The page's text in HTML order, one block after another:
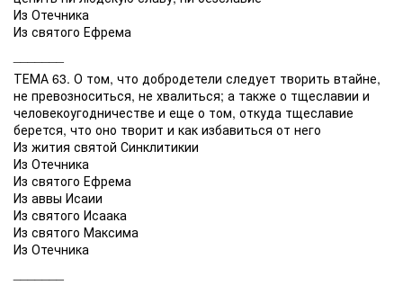
Из Отечника
Из святого Ефрема
ТЕМА 63. О том, что добродетели следует творить втайне,
не превозноситься, не хвалиться; а также о тщеславии и
человекоугодничестве и еще о том, откуда тщеславие
берется, что оно творит и как избавиться от него
Из жития святой Синклитикии
Из Отечника
Из святого Ефрема
Из аввы Исаии
Из святого Исаака
Из святого Максима
Из Отечника